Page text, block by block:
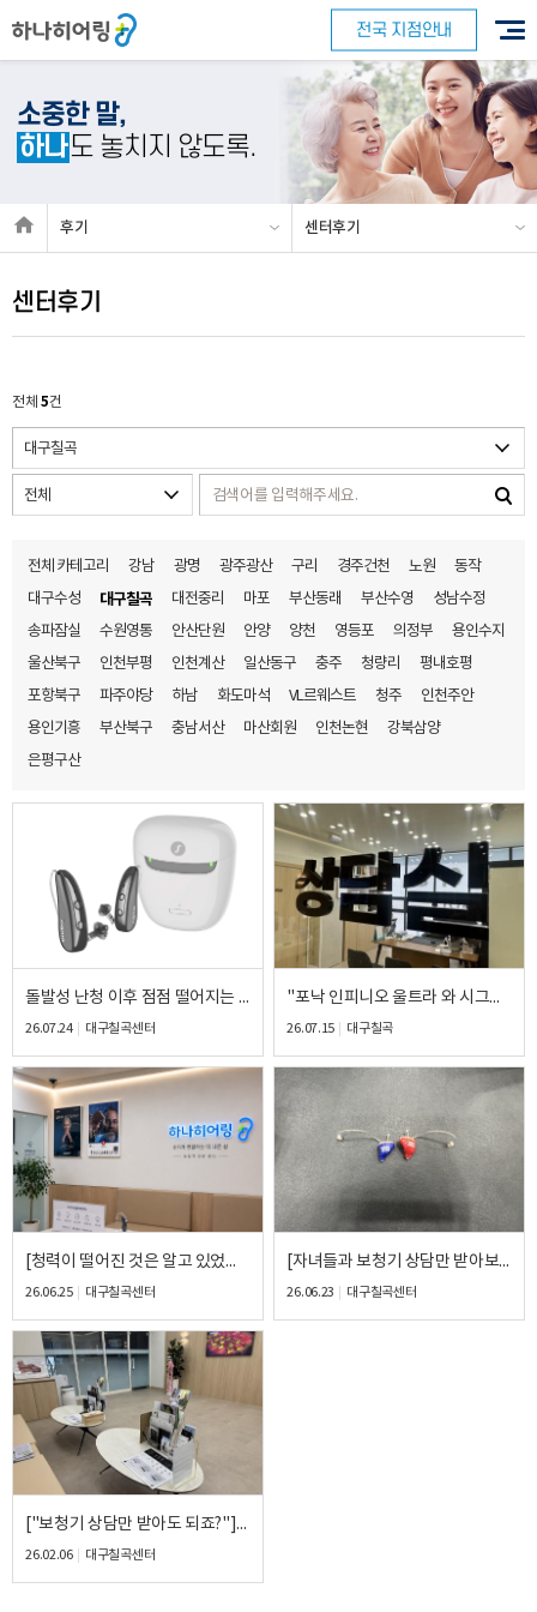
전국 지점안내
소중한 말,
하나도 놓치지 않도록.
후기 센터후기
센터후기
전체5건
전체 카테고리 강남 광명 광주광산 구리 경주건천 노원
동작
대구수성
대구칠곡 대전중리 마포 부산동래 부산수영
성남수정
송파잠실
수원영통 안산단원 안양 양천 영등포 의정부
용인수지
울산북구
인천부평 인천계산 일산동구 충주 청량리
평내호평
포항북구
파주야당 하남 화도마석 VL르웨스트 청주
인천주안
용인기흥
부산북구 충남서산 마산회원 인천논현
강북삼양
은평구산
돌발성 난청 이후 점점 떨어지는 청력… 직장생활을 위해 선택한 시그니아 P&G BCT 7IX 착용 후기
26.07.24 대구칠곡센터
"포낙 인피니오 울트라 와 시그니아 BCT 5IX"를 직접 비교한 70대 여성 고객님의 후기
26.07.15 대구칠곡
[청력이 떨어진 것은 알고 있었지만, 이렇게 까지 나쁜지는 몰랐네요!진작 보청기 착용할걸 그랬어요!!] - 포낙 인피니오 울트라 …
26.06.25 대구칠곡센터
[자녀들과 보청기 상담만 받아보러 왔다가 청력검사와 함께 체험착용하시고 만족하여 구매한 후기]-포낙 인피니오 울트라30
26.06.23 대구칠곡센터
["보청기 상담만 받아도 되죠?"] - 시그니아 퓨어 P&G BCT 5IX 착용 후기
26.02.06 대구칠곡센터
바로 예약하기
이름
-
센터
예약날짜
분야
내용
개인정보 수집, 이용에 동의합니다.
[자세히보기]